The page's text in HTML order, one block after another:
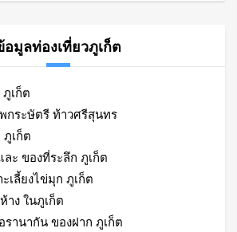
อมูลท่องเที่ยวภูเก็ต
เก็ต
กระษัตรี ท้าวศรีสุนทร
เก็ต
ละ ของที่ระลึก ภูเก็ต
เลี้ยงไข่มุก ภูเก็ต
าง ในภูเก็ต
านากัน ของฝาก ภูเก็ต